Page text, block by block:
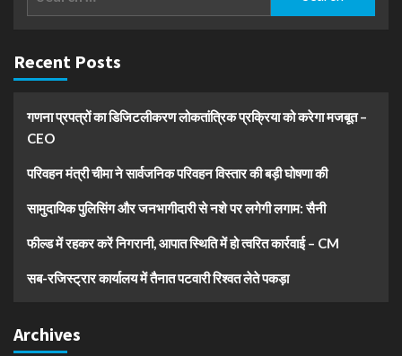
Recent Posts
गणना प्रपत्रों का डिजिटलीकरण लोकतांत्रिक प्रक्रिया को करेगा मजबूत –
CEO
परिवहन मंत्री चीमा ने सार्वजनिक परिवहन विस्तार की बड़ी घोषणा की
सामुदायिक पुलिसिंग और जनभागीदारी से नशे पर लगेगी लगाम: सैनी
फील्ड में रहकर करें निगरानी, आपात स्थिति में हो त्वरित कार्रवाई – CM
सब-रजिस्ट्रार कार्यालय में तैनात पटवारी रिश्वत लेते पकड़ा
Archives